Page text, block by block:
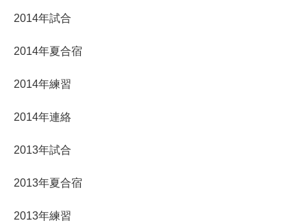
2014年試合
2014年夏合宿
2014年練習
2014年連絡
2013年試合
2013年夏合宿
2013年練習